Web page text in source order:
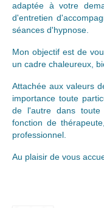
adaptée à votre
d'entretien
séances d'hypnose.
Mon objectif est de
un cadre chaleureux,
Attachée aux valeurs
importance toute
de l'autre dans
fonction de
professionnel.
Au plaisir de vous